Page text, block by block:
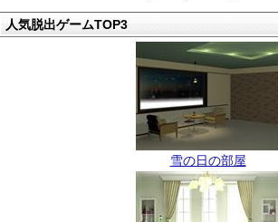
人気脱出ゲームTOP3
雪の日の部屋